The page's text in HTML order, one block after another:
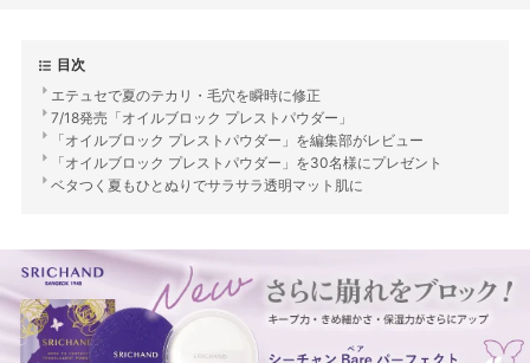
目次
エテュセで夏のテカリ・毛穴を瞬時に修正
7/18発売「オイルブロック プレストパウダー」
「オイルブロック プレストパウダー」を編集部がレビュー
「オイルブロック プレストパウダー」を30名様にプレゼント
ベタつく夏もひとぬりでサラサラ透明マット肌に